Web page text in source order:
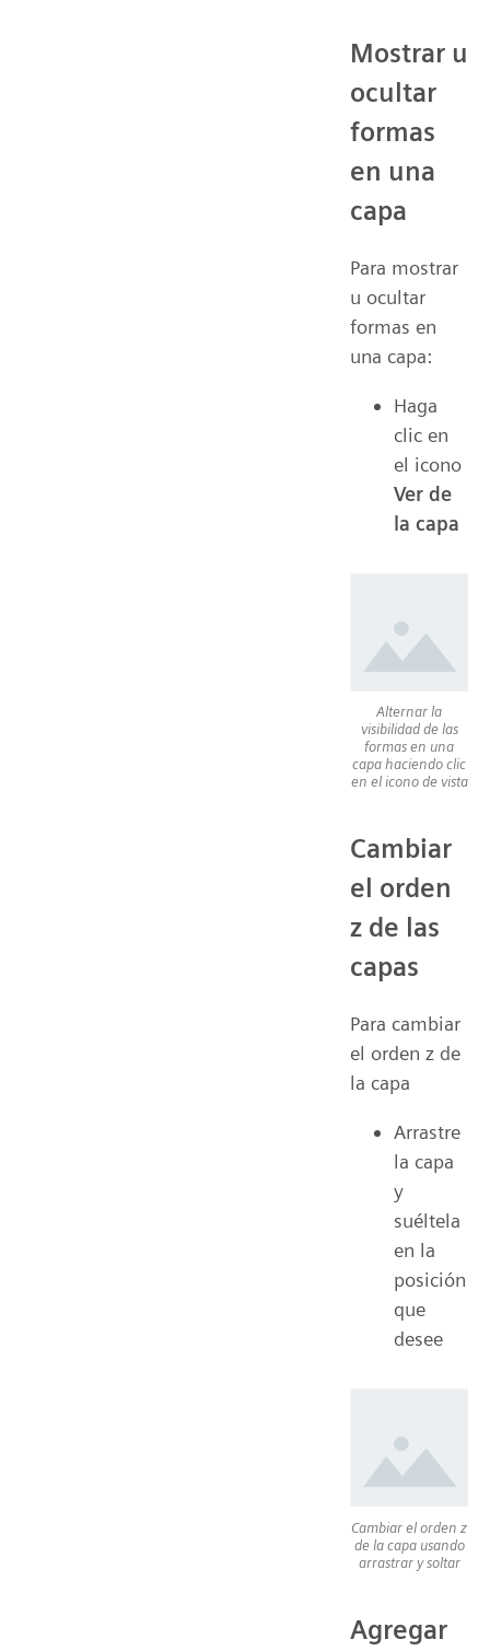
Mostrar u
ocultar
formas
en una
capa
Para mostrar
u ocultar
formas en
una capa:
Haga
clic en
el icono
Ver de
la capa
Alternar la
visibilidad de las
formas en una
capa haciendo clic
en el icono de vista
Cambiar
el orden
z de las
capas
Para cambiar
el orden z de
la capa
Arrastre
la capa
y
suéltela
en la
posición
que
desee
Cambiar el orden z
de la capa usando
arrastrar y soltar
Agregar